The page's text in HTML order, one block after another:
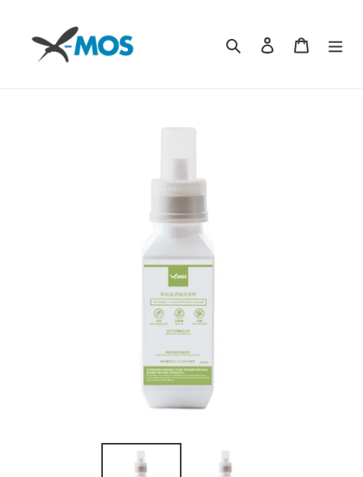
搜尋 ｜ Search
登入｜Log in
我的購